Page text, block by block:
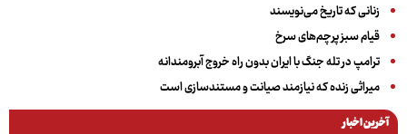
زنانی که تاریخ می‌نویسند
قیام سبز پرچم‌های سرخ
ترامپ در تله جنگ با ایران بدون راه خروج آبرومندانه
میراثی زنده که نیازمند صیانت و مستندسازی است
آخرین اخبار